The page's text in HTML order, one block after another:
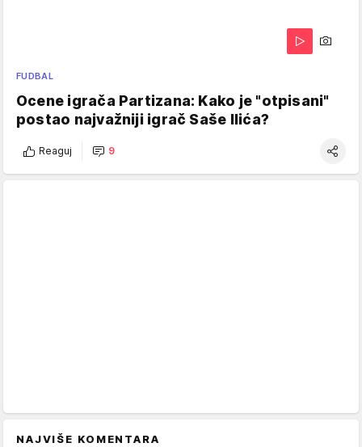
FUDBAL
Ocene igrača Partizana: Kako je "otpisani"
postao najvažniji igrač Saše Ilića?
Reaguj 9
NAJVIŠE KOMENTARA